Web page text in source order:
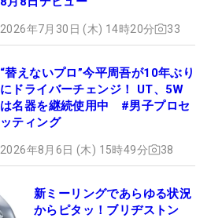
2026年7月30日 (木) 14時20分 33
“替えないプロ”今平周吾が10年ぶり
にドライバーチェンジ！ UT、5W
は名器を継続使用中 #男子プロセ
ッティング
2026年8月6日 (木) 15時49分 38
新ミーリングであらゆる状況
からピタッ！ブリヂストン